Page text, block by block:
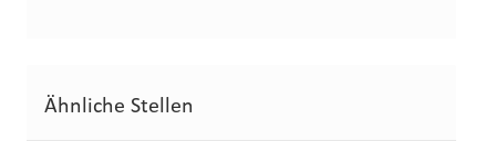
Ähnliche Stellen